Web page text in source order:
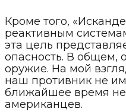
Кроме того,
реактивным
эта цель
опасность. В общем,
оружие. На мой
наш противник не
ближайшее время
американцев.